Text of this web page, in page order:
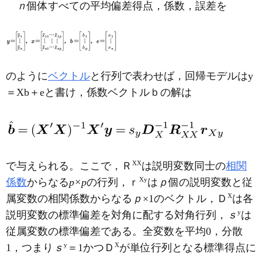
ｎ個体すべての平均偏差得点，係数，誤差を
のようにベクトルと行列で表わせば，回帰モデルはy
＝Xb＋eと書け，係数ベクトルｂの解は
で与えられる。ここで，Ｒ XXは説明変数同士の相関
係数からなるp×pの行列，ｒ Xyは ｐ個の説明変数と従
属変数の相関係数からなる ｐ ×1のベクトル，Ｄ Xは各
説明変数の標準偏差を対角に配する対角行列， ｓ yは
従属変数の標準偏差である。全変数を平均0，分散
1，つまり ｓ y ＝1かつＤ Xが単位行列となる標準得点に